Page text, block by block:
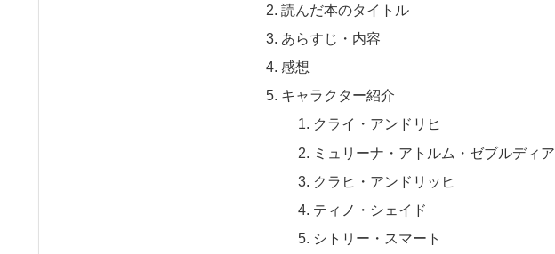
読んだ本のタイトル
あらすじ・内容
感想
キャラクター紹介
クライ・アンドリヒ
ミュリーナ・アトルム・ゼブルディア
クラヒ・アンドリッヒ
ティノ・シェイド
シトリー・スマート